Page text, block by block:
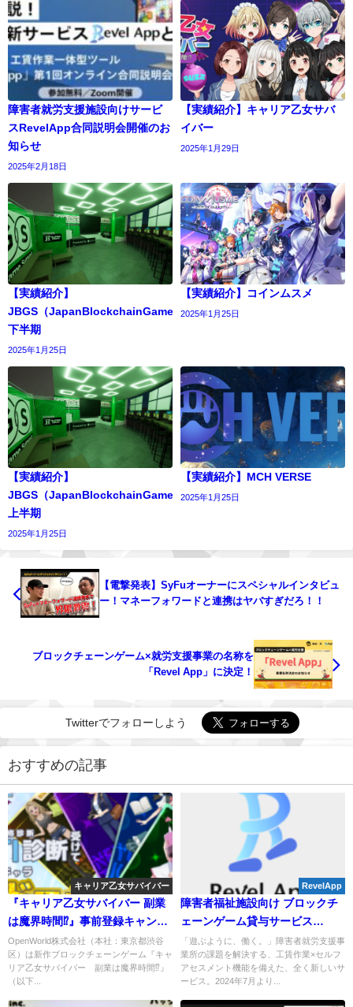
障害者就労支援施設向けサービ
スRevelApp合同説明会開催のお
知らせ
2025年2月18日
【実績紹介】キャリア乙女サバ
イバー
2025年1月29日
【実績紹介】
JBGS（JapanBlockchainGameSummit）
下半期
2025年1月25日
【実績紹介】コインムスメ
2025年1月25日
【実績紹介】
JBGS（JapanBlockchainGameSummit）
上半期
2025年1月25日
【実績紹介】MCH VERSE
2025年1月25日
【電撃発表】SyFuオーナーにスペシャルインタビュ
ー！マネーフォワードと連携はヤバすぎだろ！！
ブロックチェーンゲーム×就労支援事業の名称を
「Revel App」に決定！
Twitterでフォローしよう
おすすめの記事
キャリア乙女サバイバー
『キャリア乙女サバイバー 副業
は魔界時間⁉』事前登録キャンペ
ーン開始！
OpenWorld株式会社（本社：東京都渋谷
区）は新作ブロックチェーンゲーム『キャ
リア乙女サバイバー 副業は魔界時間⁉』
（以下...
RevelApp
障害者福祉施設向け ブロックチ
ェーンゲーム貸与サービス
「RevelApp」正式に施設向けサ
ービス展開を開始
「遊ぶように、働く。」障害者就労支援事
業所の課題を解決する、工賃作業×セルフ
アセスメント機能を備えた、全く新しいサ
ービス。2024年7月より...